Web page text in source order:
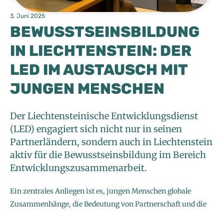
3. Juni 2025
BEWUSSTSEINSBILDUNG
IN LIECHTENSTEIN: DER
LED IM AUSTAUSCH MIT
JUNGEN MENSCHEN
Der Liechtensteinische Entwicklungsdienst
(LED) engagiert sich nicht nur in seinen
Partnerländern, sondern auch in Liechtenstein
aktiv für die Bewusstseinsbildung im Bereich
Entwicklungszusammenarbeit.
Ein zentrales Anliegen ist es, jungen Menschen globale
Zusammenhänge, die Bedeutung von Partnerschaft und die